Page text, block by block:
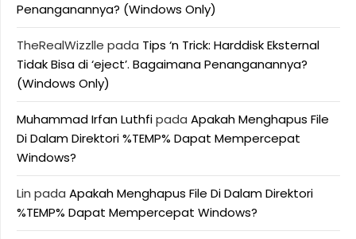
Penanganannya? (Windows Only)
TheRealWizzlle pada Tips ‘n Trick: Harddisk Eksternal
Tidak Bisa di ‘eject’. Bagaimana Penanganannya?
(Windows Only)
Muhammad Irfan Luthfipada Apakah Menghapus File
Di Dalam Direktori %TEMP% Dapat Mempercepat
Windows?
Lin pada Apakah Menghapus File Di Dalam Direktori
%TEMP% Dapat Mempercepat Windows?